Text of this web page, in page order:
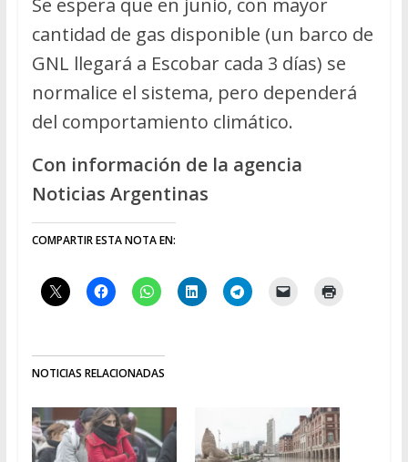
cantidad de gas disponible (un barco de
GNL llegará a Escobar cada 3 días) se
normalice el sistema, pero dependerá
del comportamiento climático.
Con información de la agencia
Noticias Argentinas
COMPARTIR ESTA NOTA EN:
NOTICIAS RELACIONADAS